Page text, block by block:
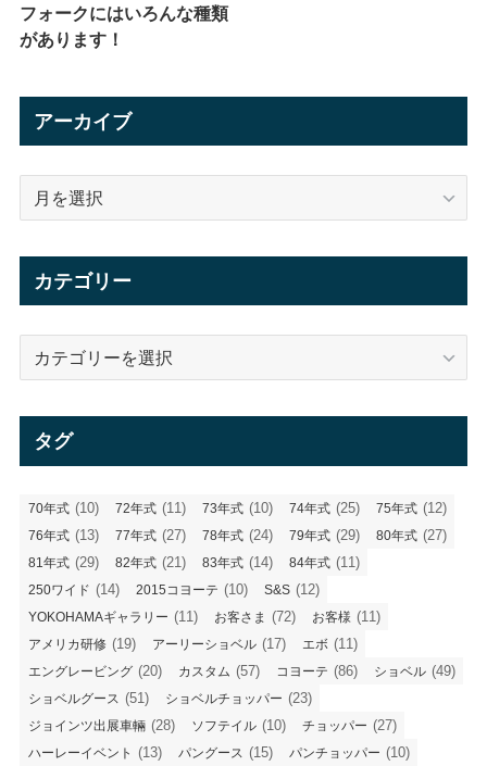
フォークにはいろんな種類
があります！
アーカイブ
カテゴリー
タグ
70年式 (10) 72年式 (11) 73年式 (10) 74年式 (25) 75年式 (12)
76年式 (13) 77年式 (27) 78年式 (24) 79年式 (29) 80年式 (27)
81年式 (29) 82年式 (21) 83年式 (14) 84年式 (11)
250ワイド (14) 2015コヨーテ (10) S&S (12)
YOKOHAMAギャラリー (11) お客さま (72) お客様 (11)
アメリカ研修 (19) アーリーショベル (17) エボ (11)
エングレービング (20) カスタム (57) コヨーテ (86) ショベル (49)
ショベルグース (51) ショベルチョッパー (23)
ジョインツ出展車輛 (28) ソフテイル (10) チョッパー (27)
ハーレーイベント (13) パングース (15) パンチョッパー (10)